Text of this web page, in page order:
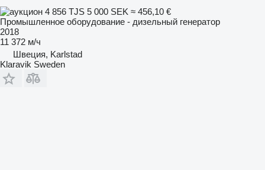
4 856 TJS 5 000 SEK ≈ 456,10 €
Промышленное оборудование - дизельный генератор
2018
11 372 м/ч
Швеция, Karlstad
Klaravik Sweden